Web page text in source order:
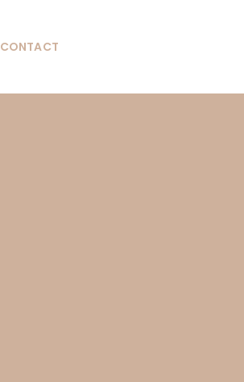
CONTACT